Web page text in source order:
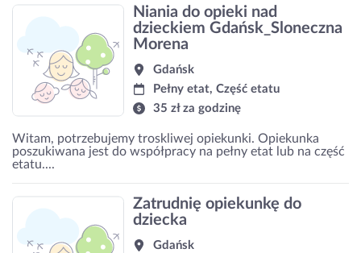
Niania do opieki nad
dzieckiem Gdańsk_Sloneczna
Morena
Gdańsk
Pełny etat, Część etatu
35 zł za godzinę
Witam, potrzebujemy troskliwej opiekunki. Opiekunka
poszukiwana jest do współpracy na pełny etat lub na część
etatu....
Zatrudnię opiekunkę do
dziecka
Gdańsk